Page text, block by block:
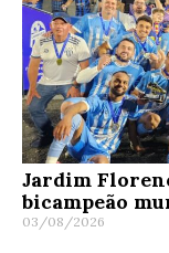
Jardim
bicampeão
03/08/2026